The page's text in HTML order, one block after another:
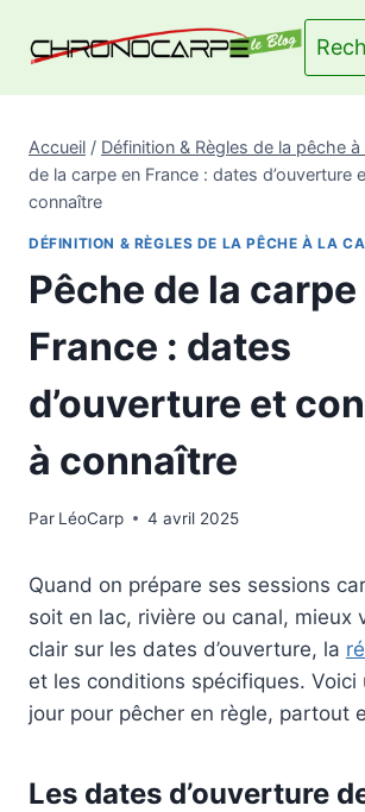
Accueil / Définition & Règles de la pêche
de la carpe en France : dates d’ouverture
connaître
DÉFINITION & RÈGLES DE LA PÊCHE À LA
Pêche de la carpe
France : dates
d’ouverture et
à connaître
Par LéoCarp 4 avril 2025
Quand on prépare ses sessions
soit en lac, rivière ou canal, mieux
clair sur les dates d’ouverture, la
et les conditions spécifiques. Voici
jour pour pêcher en règle, partout
Les dates d’ouverture